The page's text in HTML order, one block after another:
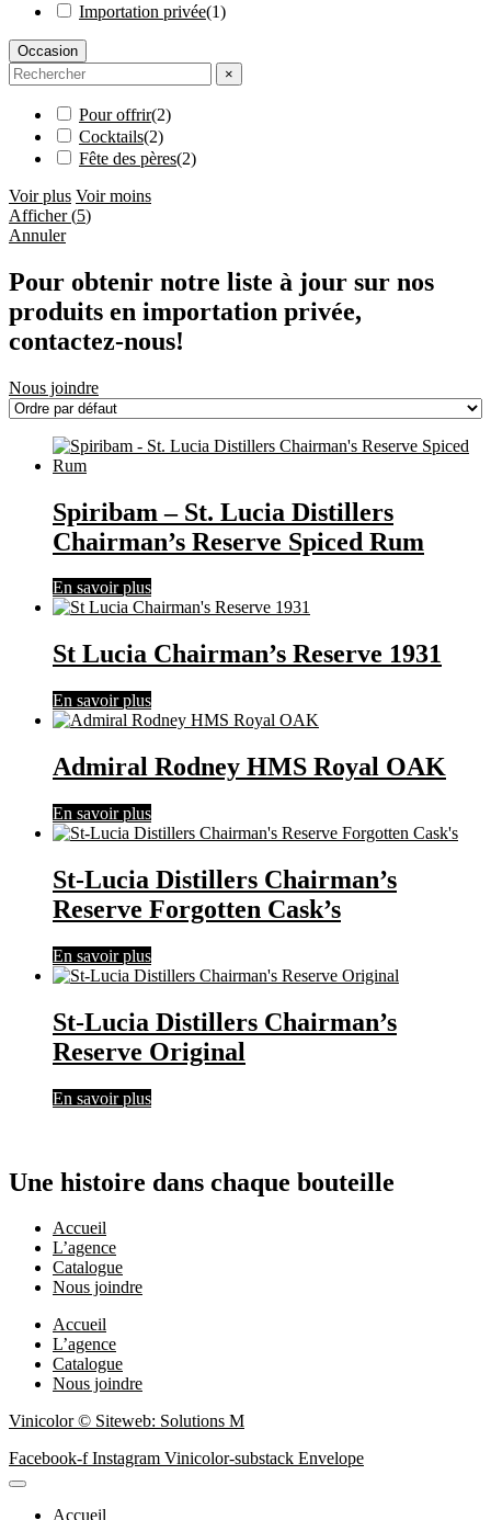
Importation privée(1)
Occasion
×
Pour offrir(2)
Cocktails(2)
Fête des pères(2)
Voir plus Voir moins
Afficher(5)
Annuler
Pour obtenir notre liste à jour sur nos
produits en importation privée,
contactez-nous!
Nous joindre
Spiribam – St. Lucia Distillers
Chairman’s Reserve Spiced Rum
En savoir plus
St Lucia Chairman’s Reserve 1931
En savoir plus
Admiral Rodney HMS Royal OAK
En savoir plus
St-Lucia Distillers Chairman’s
Reserve Forgotten Cask’s
En savoir plus
St-Lucia Distillers Chairman’s
Reserve Original
En savoir plus
Une histoire dans chaque bouteille
Accueil
L’agence
Catalogue
Nous joindre
Accueil
L’agence
Catalogue
Nous joindre
Vinicolor © Siteweb: Solutions M
Facebook-f Instagram Vinicolor-substack Envelope
Accueil